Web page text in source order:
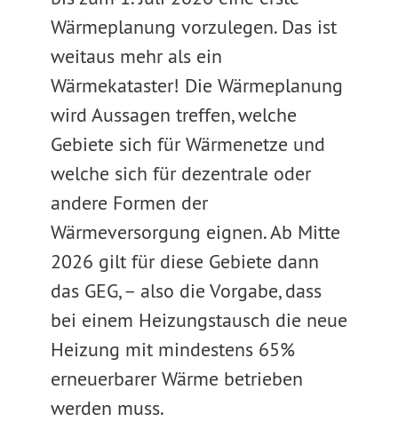
Wärmeplanung vorzulegen. Das ist
weitaus mehr als ein
Wärmekataster! Die Wärmeplanung
wird Aussagen treffen, welche
Gebiete sich für Wärmenetze und
welche sich für dezentrale oder
andere Formen der
Wärmeversorgung eignen. Ab Mitte
2026 gilt für diese Gebiete dann
das GEG, – also die Vorgabe, dass
bei einem Heizungstausch die neue
Heizung mit mindestens 65%
erneuerbarer Wärme betrieben
werden muss.